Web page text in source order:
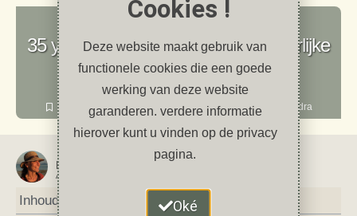
Yoga en Meditatie
35 yoga quotes voor inspiratie, innerlijke
rust en balans
januari 5, 2025
12 reacties
meditatie,mindfulness quotes,Yin yoga,yoga, Yoga Nidra
Petra
AUTEUR VAN DIT ARTIKEL
Inhoud
Cookies !
Deze website maakt gebruik van
functionele cookies die een goede
werking van deze website
garanderen. verdere informatie
hierover kunt u vinden op de privacy
pagina.
Oké